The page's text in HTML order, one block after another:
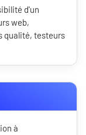
d'un
web,
qualité, testeurs
à